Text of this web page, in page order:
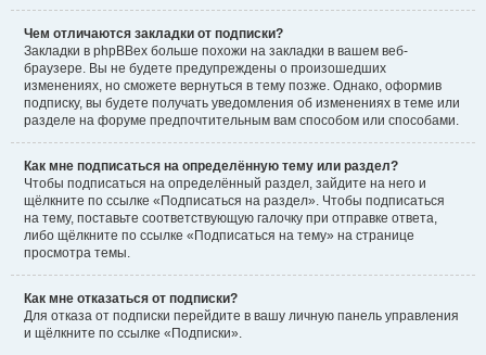
Чем отличаются закладки от подписки?
Закладки в phpBBex больше похожи на закладки в вашем веб-
браузере. Вы не будете предупреждены о произошедших
изменениях, но сможете вернуться в тему позже. Однако, оформив
подписку, вы будете получать уведомления об изменениях в теме или
разделе на форуме предпочтительным вам способом или способами.
Как мне подписаться на определённую тему или раздел?
Чтобы подписаться на определённый раздел, зайдите на него и
щёлкните по ссылке «Подписаться на раздел». Чтобы подписаться
на тему, поставьте соответствующую галочку при отправке ответа,
либо щёлкните по ссылке «Подписаться на тему» на странице
просмотра темы.
Как мне отказаться от подписки?
Для отказа от подписки перейдите в вашу личную панель управления
и щёлкните по ссылке «Подписки».